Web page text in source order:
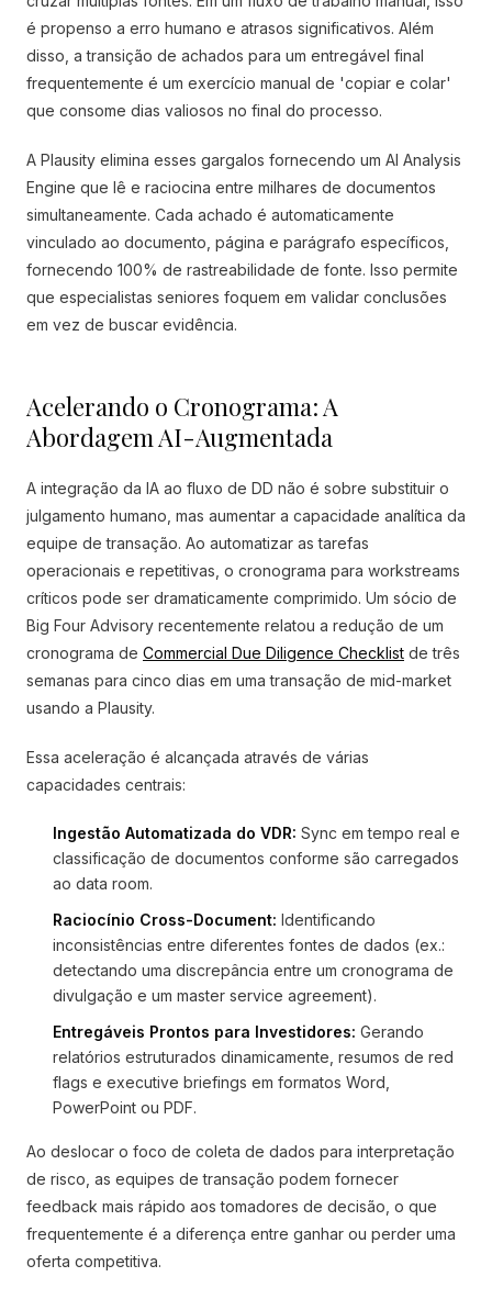
é propenso a erro humano e atrasos significativos. Além
disso, a transição de achados para um entregável final
frequentemente é um exercício manual de 'copiar e colar'
que consome dias valiosos no final do processo.
A Plausity elimina esses gargalos fornecendo um AI Analysis
Engine que lê e raciocina entre milhares de documentos
simultaneamente. Cada achado é automaticamente
vinculado ao documento, página e parágrafo específicos,
fornecendo 100% de rastreabilidade de fonte. Isso permite
que especialistas seniores foquem em validar conclusões
em vez de buscar evidência.
Acelerando o Cronograma: A
Abordagem AI-Augmentada
A integração da IA ao fluxo de DD não é sobre substituir o
julgamento humano, mas aumentar a capacidade analítica da
equipe de transação. Ao automatizar as tarefas
operacionais e repetitivas, o cronograma para workstreams
críticos pode ser dramaticamente comprimido. Um sócio de
Big Four Advisory recentemente relatou a redução de um
cronograma de Commercial Due Diligence Checklist de três
semanas para cinco dias em uma transação de mid-market
usando a Plausity.
Essa aceleração é alcançada através de várias
capacidades centrais:
Ingestão Automatizada do VDR: Sync em tempo real e
classificação de documentos conforme são carregados
ao data room.
Raciocínio Cross-Document: Identificando
inconsistências entre diferentes fontes de dados (ex.:
detectando uma discrepância entre um cronograma de
divulgação e um master service agreement).
Entregáveis Prontos para Investidores: Gerando
relatórios estruturados dinamicamente, resumos de red
flags e executive briefings em formatos Word,
PowerPoint ou PDF.
Ao deslocar o foco de coleta de dados para interpretação
de risco, as equipes de transação podem fornecer
feedback mais rápido aos tomadores de decisão, o que
frequentemente é a diferença entre ganhar ou perder uma
oferta competitiva.